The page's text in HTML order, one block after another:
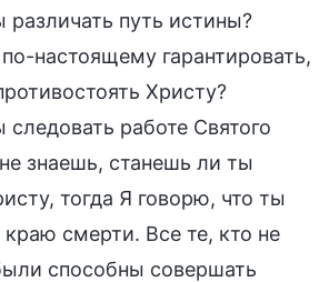
путь истины?
настоящему гарантировать,
Христу?
работе Святого
знаешь, станешь ли ты
тогда Я говорю, что ты
смерти. Все те, кто не
способны совершать